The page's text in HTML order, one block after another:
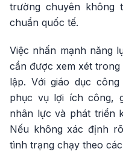
trường chuyên không
chuẩn quốc tế.
Việc nhấn mạnh năng
cần được xem xét
lập. Với giáo dục
phục vụ lợi ích công,
nhân lực và phát triển
Nếu không xác định
tình trạng chạy theo